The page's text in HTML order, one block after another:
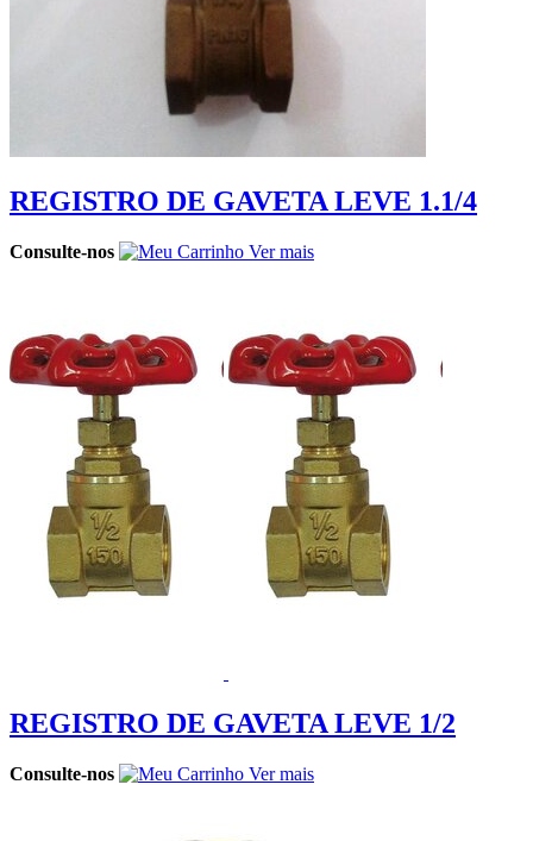
REGISTRO DE GAVETA LEVE 1.1/4
Consulte-nos Ver mais
REGISTRO DE GAVETA LEVE 1/2
Consulte-nos Ver mais